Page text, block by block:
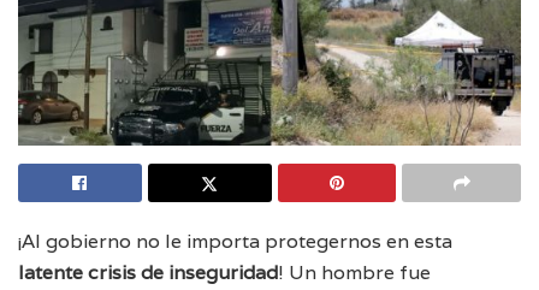
¡Al gobierno no le importa protegernos en esta
latentecrisis de inseguridad! Un hombre fue